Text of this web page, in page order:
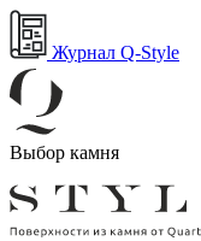
Журнал Q-Style
Выбор камня